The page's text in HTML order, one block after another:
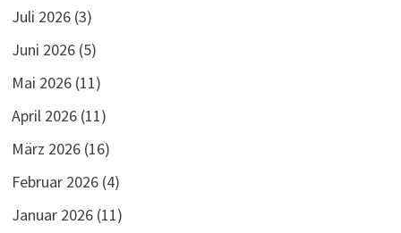
Juli 2026 (3)
Juni 2026 (5)
Mai 2026 (11)
April 2026 (11)
März 2026 (16)
Februar 2026 (4)
Januar 2026 (11)